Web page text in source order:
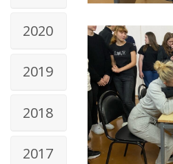
2020
2019
2018
2017